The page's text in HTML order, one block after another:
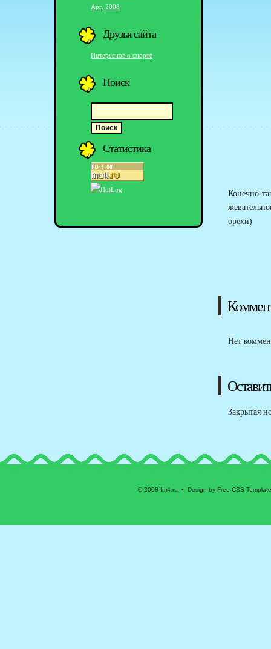
Конечно
орехи)
Нет
Закрытая
Apr, 2008
Друзья сайта
Интересное о спорте
Поиск
Статистика
© 2008 fm4.ru • Design by Free CSS